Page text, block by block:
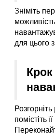
Зніміть
для цього
помістіть